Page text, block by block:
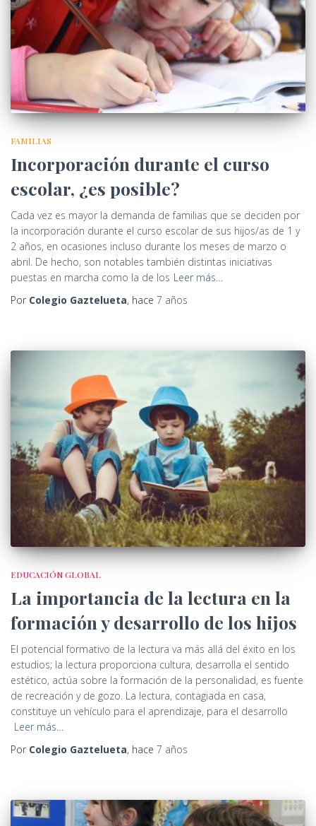
FAMILIAS
Incorporación durante el curso
escolar, ¿es posible?
Cada vez es mayor la demanda de familias que se deciden por
la incorporación durante el curso escolar de sus hijos/as de 1 y
2 años, en ocasiones incluso durante los meses de marzo o
abril. De hecho, son notables también distintas iniciativas
puestas en marcha como la de los Leer más…
Por Colegio Gaztelueta, hace 7 años
EDUCACIÓN GLOBAL
La importancia de la lectura en la
formación y desarrollo de los hijos
El potencial formativo de la lectura va más allá del éxito en los
estudios; la lectura proporciona cultura, desarrolla el sentido
estético, actúa sobre la formación de la personalidad, es fuente
de recreación y de gozo. La lectura, contagiada en casa,
constituye un vehículo para el aprendizaje, para el desarrollo
Leer más…
Por Colegio Gaztelueta, hace 7 años